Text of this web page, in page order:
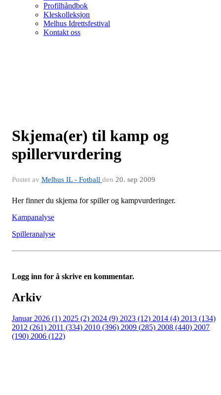
Profilhåndbok
Kleskolleksjon
Melhus Idrettsfestival
Kontakt oss
Skjema(er) til kamp og
spillervurdering
Postet av Melhus IL - Fotball den 20. sep 2009
Her finner du skjema for spiller og kampvurderinger.
Kampanalyse
Spilleranalyse
Logg inn for å skrive en kommentar.
Arkiv
Januar 2026 (1) 2025 (2) 2024 (9) 2023 (12) 2014 (4) 2013 (134)
2012 (261) 2011 (334) 2010 (396) 2009 (285) 2008 (440) 2007
(190) 2006 (122)